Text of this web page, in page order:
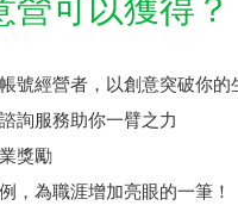
營可以獲得？
號經營者，以創意突破你的
詢服務助你一臂之力
獎勵
，為職涯增加亮眼的一筆！